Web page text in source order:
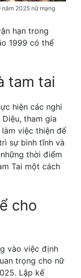
2025 nữ mạng
hạn trong
1999 có thể
tam tai
hiện các nghi
tham gia
việc thiện để
sự bình tĩnh và
thời điểm
Tai một cách
cho
vào việc định
trọng cho nữ
Lập kế